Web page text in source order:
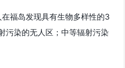
福岛发现具有生物多样性的3
污染的无人区；中等辐射污染